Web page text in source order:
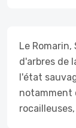
Le
d'arbres de
l'état
notamment